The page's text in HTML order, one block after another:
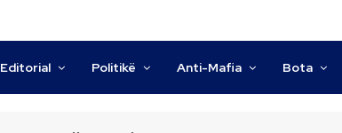
Editorial Politikë Anti-Mafia Bota